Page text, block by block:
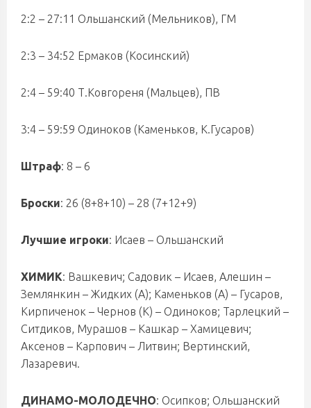
2:2 – 27:11 Ольшанский (Мельников), ГМ
2:3 – 34:52 Ермаков (Косинский)
2:4 – 59:40 Т.Ковгореня (Мальцев), ПВ
3:4 – 59:59 Одиноков (Каменьков, К.Гусаров)
Штраф: 8 – 6
Броски: 26 (8+8+10) – 28 (7+12+9)
Лучшие игроки: Исаев – Ольшанский
ХИМИК: Вашкевич; Садовик – Исаев, Алешин –
Землянкин – Жидких (А); Каменьков (А) – Гусаров,
Кирпиченок – Чернов (К) – Одиноков; Тарлецкий –
Ситдиков, Мурашов – Кашкар – Хамицевич;
Аксенов – Карпович – Литвин; Вертинский,
Лазаревич.
ДИНАМО-МОЛОДЕЧНО: Осипков; Ольшанский